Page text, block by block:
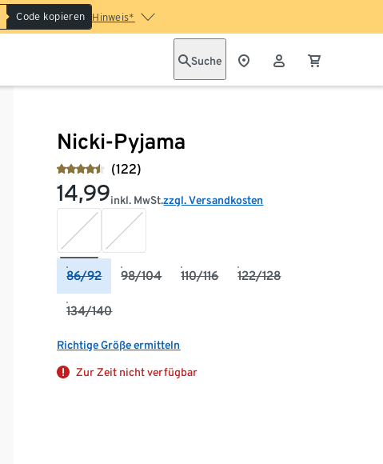
Code kopieren Hinweis*
Suche
Nicki-Pyjama
(122)
14,99inkl. MwSt.zzgl. Versandkosten
86/92 98/104 110/116 122/128
134/140
Richtige Größe ermitteln
Zur Zeit nicht verfügbar